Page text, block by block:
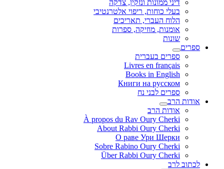
דיני ממונות ונזקין, צדקה
בעלי כוחות, ריפוי אלטרנטיבי
הלוח העברי, תאריכים
אומנות, מוזיקה, ספרות
שונות
ספרים
ספרים בעברית
Livres en français
Books in English
Книги на русском
ספרים לבני נח
אודות הרב
אודות הרב
À propos du Rav Oury Cherki
About Rabbi Oury Cherki
О раве Ури Шерки
Sobre Rabino Oury Cherki
Über Rabbi Oury Cherki
לכתוב לרב